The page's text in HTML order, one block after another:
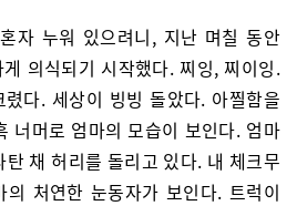
자 누워 있으려니, 지난 며칠 동안
의식되기 시작했다. 찌잉, 찌이잉.
다. 세상이 빙빙 돌았다. 아찔함을
너머로 엄마의 모습이 보인다. 엄마
채 허리를 돌리고 있다. 내 체크무
처연한 눈동자가 보인다. 트럭이